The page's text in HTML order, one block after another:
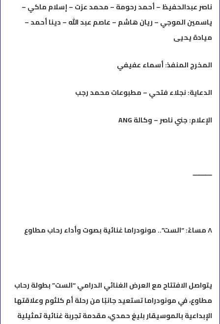
ناصر عبدالحفيظ – أحمد رحومة – محمد عزت – إسلام ماكي –
ياسمين الموجي – ريان هاشم – عاصم عبد الله – دينا أحمد –
ميادة يحيى
المخرج المنفذ: أسماء عفيفي
الدعاية: نجلاء فتحي – مطبوعات محمد رجب
الإعلام: جني ناصر – وكالة ANG
⸻
٨ مساءً: “الست”.. مونودراما غنائية بصوت وأداء رحاب مطاوع
يتواصل الافتتاح مع العرض الغنائي الدرامي “الست” بطولة رحاب
مطاوع، في مونودراما تستعيد جانبًا من رحلة أم كلثوم وعلاقتها
الإبداعية بالموسيقار بليغ حمدي، مقدمة تجربة غنائية تمثيلية